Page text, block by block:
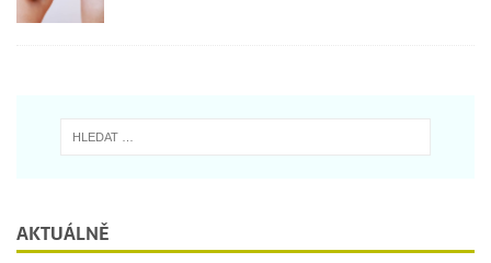
AKTUÁLNĚ